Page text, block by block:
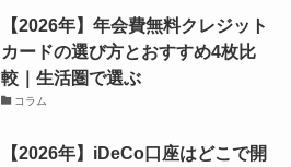
【2026年】年会費無料クレジット
カードの選び方とおすすめ4枚比
較｜生活圏で選ぶ
コラム
【2026年】iDeCo口座はどこで開